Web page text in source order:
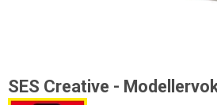
SES Creative -